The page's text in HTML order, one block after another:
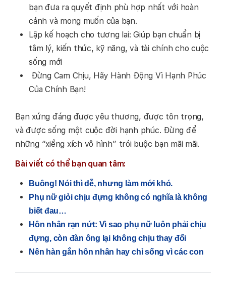
bạn đưa ra quyết định phù hợp nhất với hoàn
cảnh và mong muốn của bạn.
Lập kế hoạch cho tương lai: Giúp bạn chuẩn bị
tâm lý, kiến thức, kỹ năng, và tài chính cho cuộc
sống mới
Đừng Cam Chịu, Hãy Hành Động Vì Hạnh Phúc
Của Chính Bạn!
Bạn xứng đáng được yêu thương, được tôn trọng,
và được sống một cuộc đời hạnh phúc. Đừng để
những “xiềng xích vô hình” trói buộc bạn mãi mãi.
Bài viết có thể bạn quan tâm:
Buông! Nói thì dễ, nhưng làm mới khó.
Phụ nữ giỏi chịu đựng không có nghĩa là không
biết đau…
Hôn nhân rạn nứt: Vì sao phụ nữ luôn phải chịu
đựng, còn đàn ông lại không chịu thay đổi
Nên hàn gắn hôn nhân hay chỉ sống vì các con